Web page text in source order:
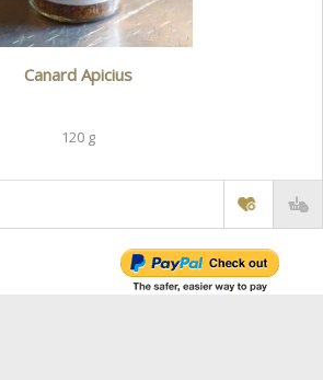
Canard Apicius
120 g